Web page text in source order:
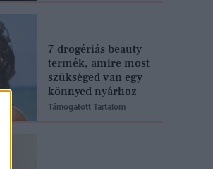
7 drogériás beauty
termék, amire most
szükséged van egy
könnyed nyárhoz
Támogatott Tartalom